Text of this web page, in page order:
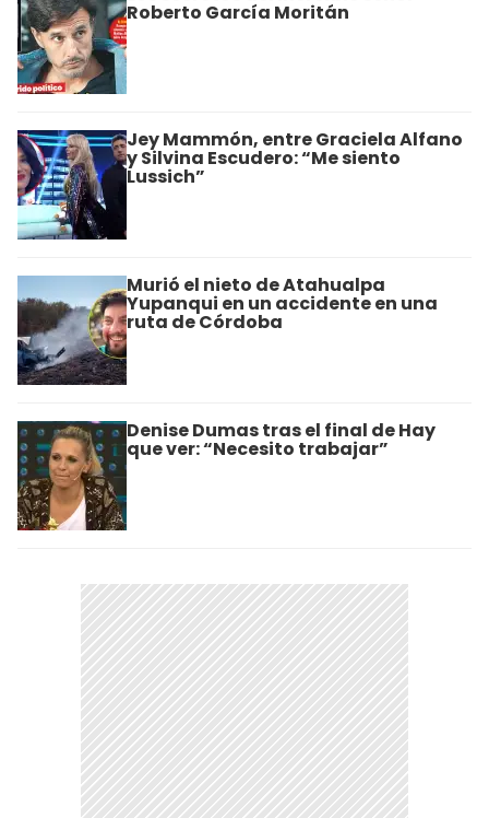
Roberto García Moritán
Jey Mammón, entre Graciela Alfano
y Silvina Escudero: “Me siento
Lussich”
Murió el nieto de Atahualpa
Yupanqui en un accidente en una
ruta de Córdoba
Denise Dumas tras el final de Hay
que ver: “Necesito trabajar”